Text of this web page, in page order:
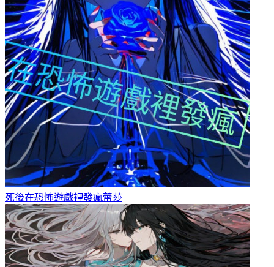
死後在恐怖遊戲裡發瘋蕾莎